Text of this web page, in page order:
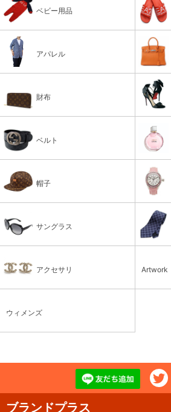
ベビー用品
アパレル
財布
ベルト
帽子
サングラス
アクセサリ Artwork
ウィメンズ
ブランドプラス